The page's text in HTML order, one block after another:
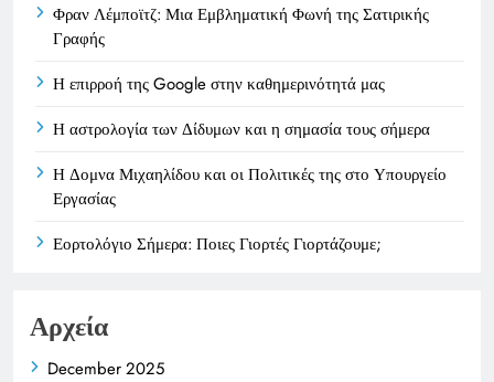
Φραν Λέμποϊτζ: Μια Εμβληματική Φωνή της Σατιρικής
Γραφής
Η επιρροή της Google στην καθημερινότητά μας
Η αστρολογία των Δίδυμων και η σημασία τους σήμερα
Η Δομνα Μιχαηλίδου και οι Πολιτικές της στο Υπουργείο
Εργασίας
Εορτολόγιο Σήμερα: Ποιες Γιορτές Γιορτάζουμε;
Αρχεία
December 2025